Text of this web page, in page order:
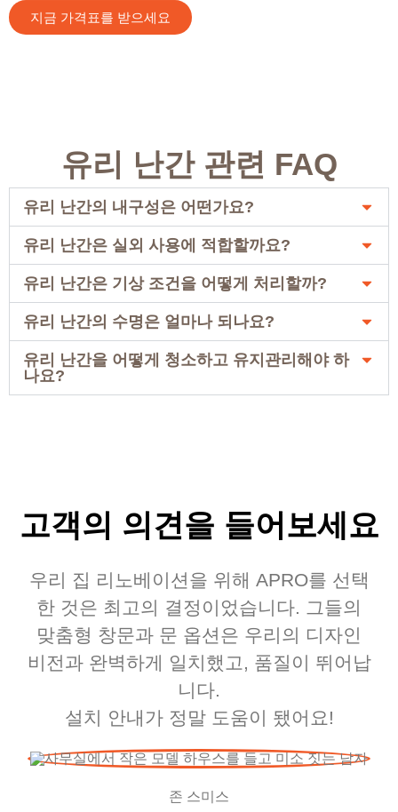
지금 가격표를 받으세요
유리 난간 관련 FAQ
유리 난간의 내구성은 어떤가요?
유리 난간은 실외 사용에 적합할까요?
유리 난간은 기상 조건을 어떻게 처리할까?
유리 난간의 수명은 얼마나 되나요?
유리 난간을 어떻게 청소하고 유지관리해야 하
나요?
고객의 의견을 들어보세요
우리 집 리노베이션을 위해 APRO를 선택
한 것은 최고의 결정이었습니다. 그들의
맞춤형 창문과 문 옵션은 우리의 디자인
비전과 완벽하게 일치했고, 품질이 뛰어납
니다.
설치 안내가 정말 도움이 됐어요!
존 스미스